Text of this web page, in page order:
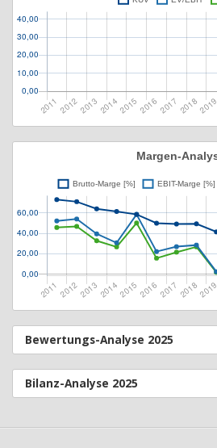
Bewertungs-Analyse 2025
Bilanz-Analyse 2025